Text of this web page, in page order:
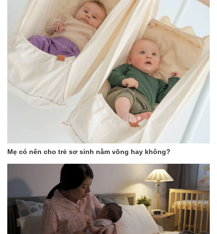
Mẹ có nên cho trẻ sơ sinh nằm võng hay không?